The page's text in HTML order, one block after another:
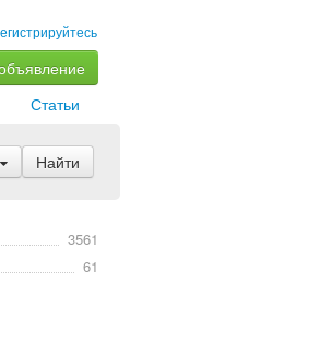
Статьи
Найти
3561
61